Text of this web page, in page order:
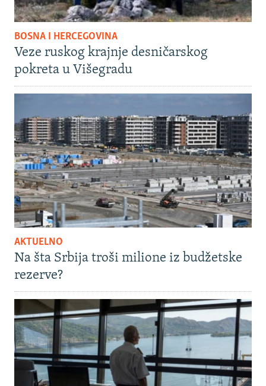
BOSNA I HERCEGOVINA
Veze ruskog krajnje desničarskog
pokreta u Višegradu
AKTUELNO
Na šta Srbija troši milione iz budžetske
rezerve?